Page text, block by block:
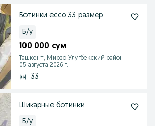
Ботинки ecco 33 размер
Б/у
100 000 сум
Ташкент, Мирзо-Улугбекский район
05 августа 2026 г.
33
Шикарные ботинки
Б/у